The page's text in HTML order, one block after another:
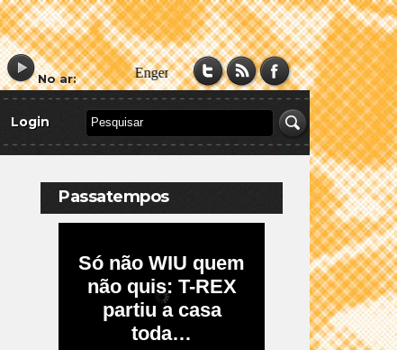
No ar:
Login
Passatempos